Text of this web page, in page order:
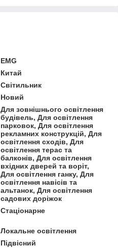
EMG
Китай
Світильник
Новий
Для зовнішнього освітлення
будівель, Для освітлення
парковок, Для освітлення
рекламних конструкцій, Для
освітлення сходів, Для
освітлення терас та
балконів, Для освітлення
вхідних дверей та воріт,
Для освітлення ганку, Для
освітлення навісів та
альтанок, Для освітлення
садових доріжок
Стаціонарне
Локальне освітлення
Підвісний